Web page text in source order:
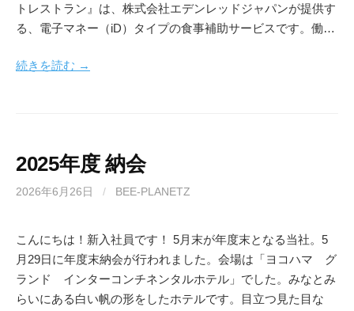
トレストラン』は、株式会社エデンレッドジャパンが提供す
る、電子マネー（iD）タイプの食事補助サービスです。働…
続きを読む →
2025年度 納会
2026年6月26日 / BEE-PLANETZ
こんにちは！新入社員です！ 5月末が年度末となる当社。5
月29日に年度末納会が行われました。会場は「ヨコハマ グ
ランド インターコンチネンタルホテル」でした。みなとみ
らいにある白い帆の形をしたホテルです。目立つ見た目な